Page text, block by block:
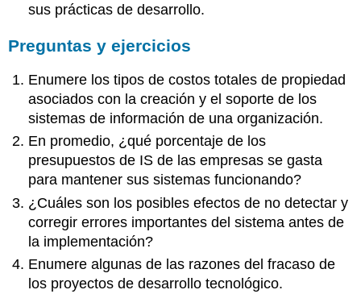
sus prácticas de desarrollo.
Preguntas y ejercicios
Enumere los tipos de costos totales de propiedad
asociados con la creación y el soporte de los
sistemas de información de una organización.
En promedio, ¿qué porcentaje de los
presupuestos de IS de las empresas se gasta
para mantener sus sistemas funcionando?
¿Cuáles son los posibles efectos de no detectar y
corregir errores importantes del sistema antes de
la implementación?
Enumere algunas de las razones del fracaso de
los proyectos de desarrollo tecnológico.